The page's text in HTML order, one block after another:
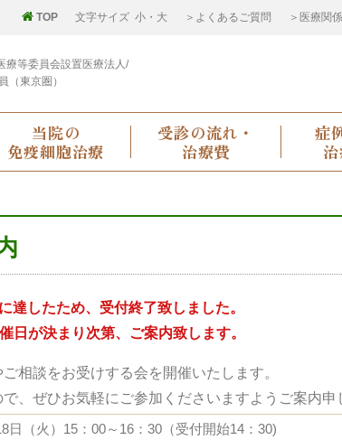
TOP 文字サイズ 小 ・ 大 ＞よくあるご質問 ＞医療関
療等委員会設置医療法人/
（東京圏）
当院の
免疫細胞治療
受診の流れ・
治療費
症
達したため、受付終了致しました。
日が決まり次第、ご案内致します。
相談をお受けする会を開催いたします。
、ぜひお気軽にご参加くださいますようご案内申
日（火）15：00～16：30（受付開始14：30)